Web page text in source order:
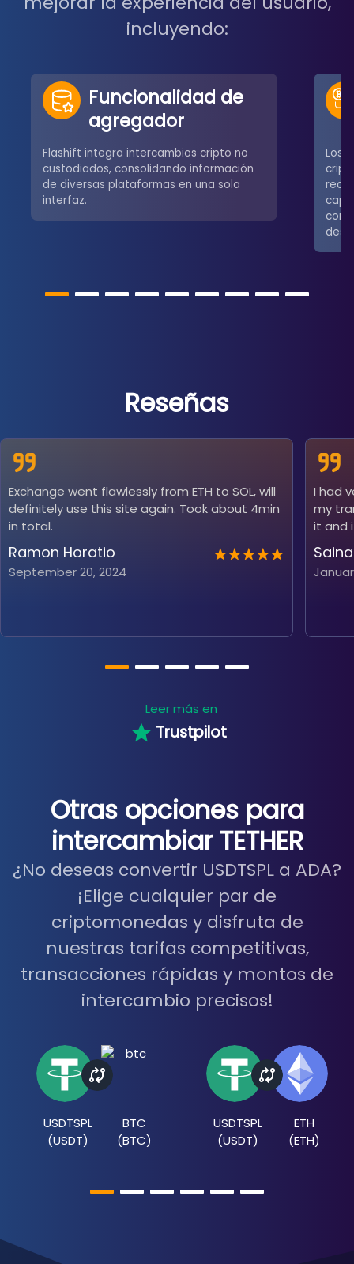
incluyendo:
Funcionalidad de
agregador
Flashift integra intercambios cripto no
custodiados, consolidando información
de diversas plataformas en una sola
interfaz.
Los
Reseñas
Exchange went flawlessly from ETH to SOL, will
definitely use this site again. Took about 4min
in total.
Ramon Horatio
September 20, 2024
I had
my
it and
Saina
Leer más en
Trustpilot
Otras opciones para
intercambiar TETHER
¿No deseas convertir USDTSPL a ADA?
¡Elige cualquier par de
criptomonedas y disfruta de
nuestras tarifas competitivas,
transacciones rápidas y montos de
intercambio precisos!
USDTSPL
(USDT)
BTC
(BTC)
USDTSPL
(USDT)
ETH
(ETH)